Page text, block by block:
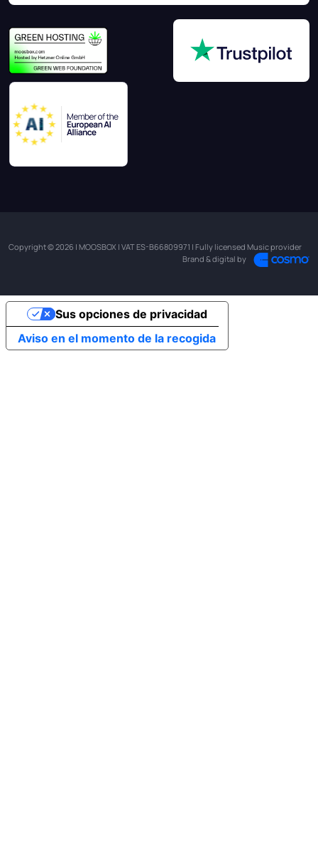
Copyright © 2026 | MOOSBOX | VAT ES-B66809971 | Fully licensed Music provider
Brand & digital by
Aviso en el momento de la recogida
Sus opciones de privacidad